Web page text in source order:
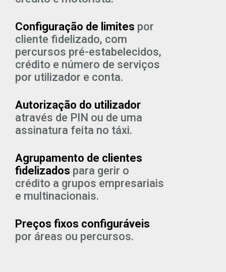
Configuração de limites por
cliente fidelizado, com
percursos pré-estabelecidos,
crédito e número de serviços
por utilizador e conta.
Autorização do utilizador
através de PIN ou de uma
assinatura feita no táxi.
Agrupamento de clientes
fidelizados para gerir o
crédito a grupos empresariais
e multinacionais.
Preços fixos configuráveis
por áreas ou percursos.